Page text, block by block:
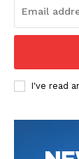
I've read